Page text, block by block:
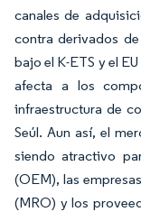
canales de
contra derivados
bajo el K-ETS y el
afecta a los
infraestructura de
Seúl. Aun así, el
siendo atractivo
(OEM), las
(MRO) y los